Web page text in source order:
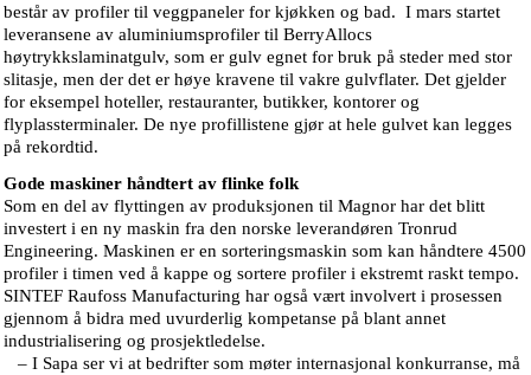
består av profiler til veggpaneler for kjøkken og bad. I mars startet
leveransene av aluminiumsprofiler til BerryAllocs
høytrykkslaminatgulv, som er gulv egnet for bruk på steder med stor
slitasje, men der det er høye kravene til vakre gulvflater. Det gjelder
for eksempel hoteller, restauranter, butikker, kontorer og
flyplassterminaler. De nye profillistene gjør at hele gulvet kan legges
på rekordtid.
Gode maskiner håndtert av flinke folk
Som en del av flyttingen av produksjonen til Magnor har det blitt
investert i en ny maskin fra den norske leverandøren Tronrud
Engineering. Maskinen er en sorteringsmaskin som kan håndtere 4500
profiler i timen ved å kappe og sortere profiler i ekstremt raskt tempo.
SINTEF Raufoss Manufacturing har også vært involvert i prosessen
gjennom å bidra med uvurderlig kompetanse på blant annet
industrialisering og prosjektledelse.
– I Sapa ser vi at bedrifter som møter internasjonal konkurranse, må